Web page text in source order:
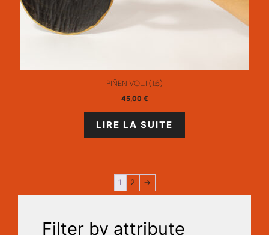
PIÑEN VOL.I (1.6)
45,00 €
LIRE LA SUITE
1 2 →
Filter by attribute